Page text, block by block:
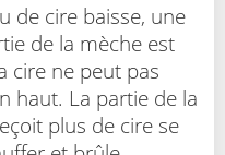
de cire baisse, une
de la mèche est
cire ne peut pas
haut. La partie de la
plus de cire se